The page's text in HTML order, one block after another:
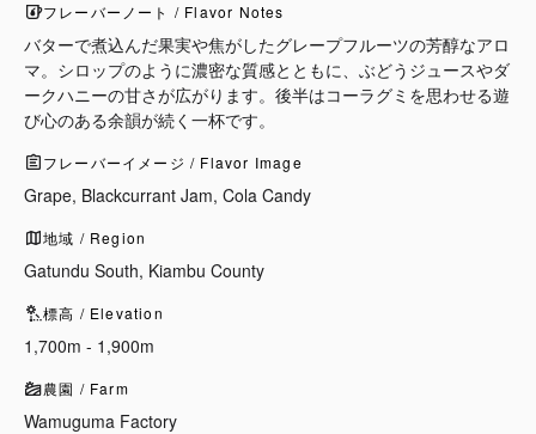
フレーバーノート / Flavor Notes
バターで煮込んだ果実や焦がしたグレープフルーツの芳醇なアロ
マ。シロップのように濃密な質感とともに、ぶどうジュースやダ
ークハニーの甘さが広がります。後半はコーラグミを思わせる遊
び心のある余韻が続く一杯です。
フレーバーイメージ / Flavor Image
Grape, Blackcurrant Jam, Cola Candy
地域 / Region
Gatundu South, Kiambu County
標高 / Elevation
1,700m - 1,900m
農園 / Farm
Wamuguma Factory